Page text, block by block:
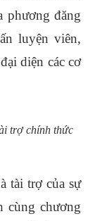
phương đăng
luyện viên,
diện các cơ
trợ chính thức
tài trợ của sự
cùng chương